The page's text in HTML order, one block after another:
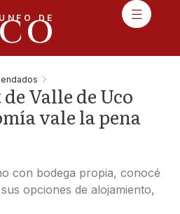
DE
Valle de Uco
vale la pena
con bodega propia, conocé
opciones de alojamiento,